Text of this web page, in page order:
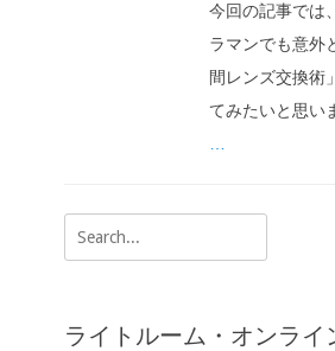
今回の記事では
ラマンでも意外
間レンズ交換術
てみたいと思い
Search
for:
ライトルーム・オンライ